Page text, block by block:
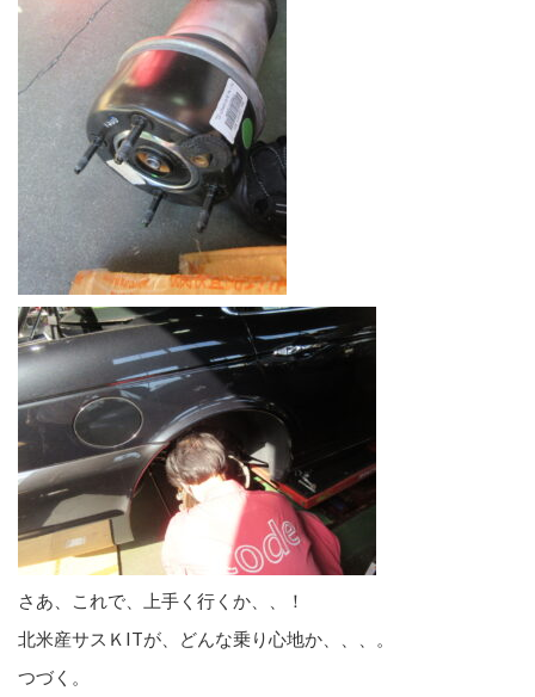
さあ、これで、上手く行くか、、！
北米産サスＫITが、どんな乗り心地か、、、。
つづく。